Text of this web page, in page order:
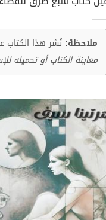
ملاحظة: نُشر هذا
معاينة الكتاب أو